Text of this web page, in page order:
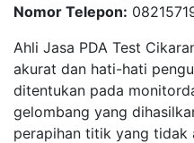
Nomor Telepon:
Ahli Jasa PDA Test
akurat dan hati-hati
ditentukan pada
gelombang yang
perapihan titik yang tidak